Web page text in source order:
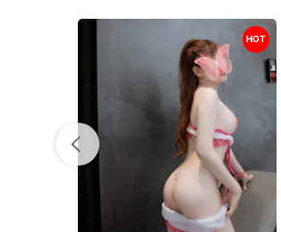
HOT